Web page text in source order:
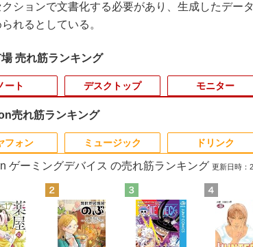
ションで文書化する必要があり、生成したデー
れるとしている。
売れ筋ランキング
ート
稿 5年保証
2024
2
【★最大100%ポイン
ト】【新生活応援・
3
【★最大100%ポイン
ト】【第4世代 Corei7】
4
【週末限定
OFF！】 中古
デスクトップ
使用で48,260円 8/2～10】
ル・WEBカメラ・第10世代
2
新品 一体型デスクトップパソコン 27
型フルHD液晶 Windows11 Office付き
3
【期
ン】
モニター
ニター ミラ
画質 10.1イ
2
【楽天1位常連・超800
冠獲得】黒/白 モニター
3
液晶ディスプレイ ア
イ・オー・データ DI-
4
【P最大
Minifire モニ
売 予約
年9月号
2
まほうのにこにこおや
つ [ まいのおやつ ]
3
ちいかわ なんか小さ
くてかわいいやつ（8）
4
【3千円以上送
料】タッチペ
売れ筋ランキング
フォン ミュージック ドリンク
ゲーミングデバイス の売れ筋ランキング 更新日時：